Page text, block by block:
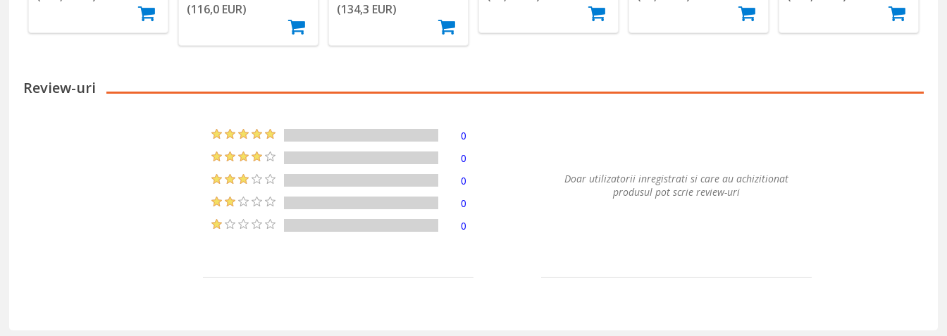
(116,0 EUR)
(134,3 EUR)
Review-uri
0
0
0
0
0
Doar utilizatorii inregistrati si care au achizitionat
produsul pot scrie review-uri